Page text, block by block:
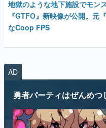
地獄のような地下施設でモン
『GTFO』新映像が公開。元
なCoop FPS
AD
勇者パーティはぜんめつ